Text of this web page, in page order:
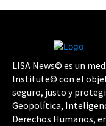
LISA News© es un
Institute© con el
seguro, justo y
Geopolítica,
Derechos Humanos,